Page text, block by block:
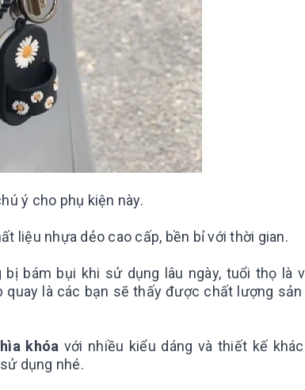
ý cho phụ kiện này.
liệu nhựa dẻo cao cấp, bền bỉ với thời gian.
bám bụi khi sử dụng lâu ngày, tuổi thọ là
quay là các bạn sẽ thấy được chất lượng sản
khóa với nhiều kiểu dáng và thiết kế khác
dụng nhé.